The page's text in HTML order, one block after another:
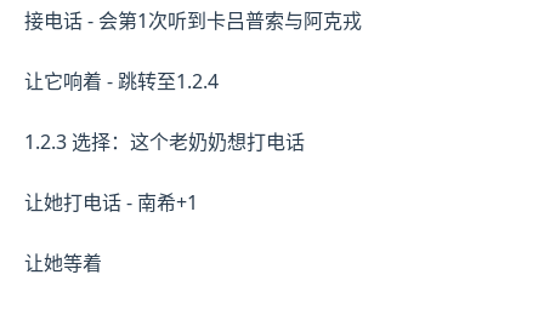
接电话 - 会第1次听到卡吕普索与阿克戎
让它响着 - 跳转至1.2.4
1.2.3 选择：这个老奶奶想打电话
让她打电话 - 南希+1
让她等着